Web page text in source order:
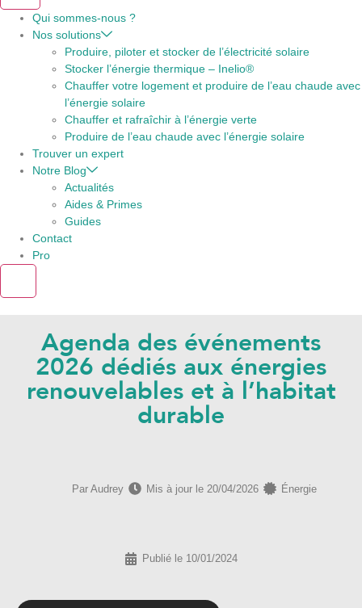
Qui sommes-nous ?
Nos solutions
Produire, piloter et stocker de l’électricité solaire
Stocker l’énergie thermique – Inelio®
Chauffer votre logement et produire de l’eau chaude avec
l’énergie solaire
Chauffer et rafraîchir à l’énergie verte
Produire de l’eau chaude avec l’énergie solaire
Trouver un expert
Notre Blog
Actualités
Aides & Primes
Guides
Contact
Pro
Agenda des événements
2026 dédiés aux énergies
renouvelables et à l’habitat
durable
ParAudrey Mis à jour le 20/04/2026 Énergie
Publié le 10/01/2024